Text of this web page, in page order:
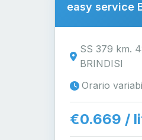
easy service
SS 379 km.
BRINDISI
Orario
€0.669 /